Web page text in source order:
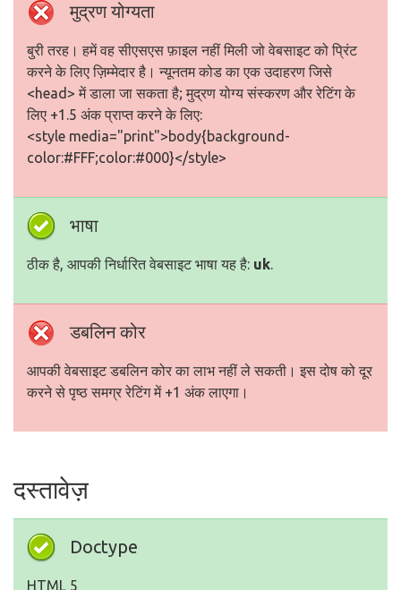
मुद्रण योग्यता
बुरी तरह। हमें वह सीएसएस फ़ाइल नहीं मिली जो वेबसाइट को प्रिंट
करने के लिए ज़िम्मेदार है। न्यूनतम कोड का एक उदाहरण जिसे
<head> में डाला जा सकता है; मुद्रण योग्य संस्करण और रेटिंग के
लिए +1.5 अंक प्राप्त करने के लिए:
<style media="print">body{background-
color:#FFF;color:#000}</style>
भाषा
ठीक है, आपकी निर्धारित वेबसाइट भाषा यह है: uk.
डबलिन कोर
आपकी वेबसाइट डबलिन कोर का लाभ नहीं ले सकती। इस दोष को दूर
करने से पृष्ठ समग्र रेटिंग में +1 अंक लाएगा।
दस्तावेज़
Doctype
HTML 5